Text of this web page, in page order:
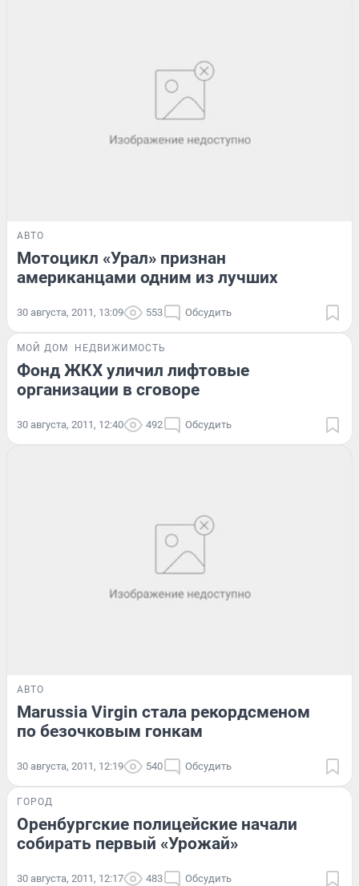
АВТО
Мотоцикл «Урал» признан
американцами одним из лучших
30 августа, 2011, 13:09 553 Обсудить
МОЙ ДОМ НЕДВИЖИМОСТЬ
Фонд ЖКХ уличил лифтовые
организации в сговоре
30 августа, 2011, 12:40 492 Обсудить
АВТО
Marussia Virgin стала рекордсменом
по безочковым гонкам
30 августа, 2011, 12:19 540 Обсудить
ГОРОД
Оренбургские полицейские начали
собирать первый «Урожай»
30 августа, 2011, 12:17 483 Обсудить